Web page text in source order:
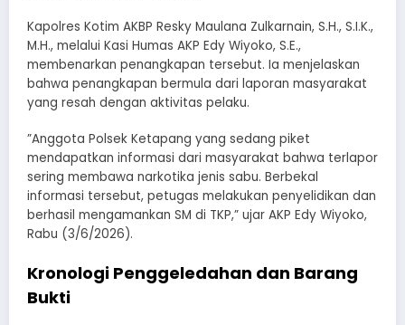
​Kapolres Kotim AKBP Resky Maulana Zulkarnain, S.H., S.I.K.,
M.H., melalui Kasi Humas AKP Edy Wiyoko, S.E.,
membenarkan penangkapan tersebut. Ia menjelaskan
bahwa penangkapan bermula dari laporan masyarakat
yang resah dengan aktivitas pelaku.
​”Anggota Polsek Ketapang yang sedang piket
mendapatkan informasi dari masyarakat bahwa terlapor
sering membawa narkotika jenis sabu. Berbekal
informasi tersebut, petugas melakukan penyelidikan dan
berhasil mengamankan SM di TKP,” ujar AKP Edy Wiyoko,
Rabu (3/6/2026).
Kronologi Penggeledahan dan Barang
Bukti